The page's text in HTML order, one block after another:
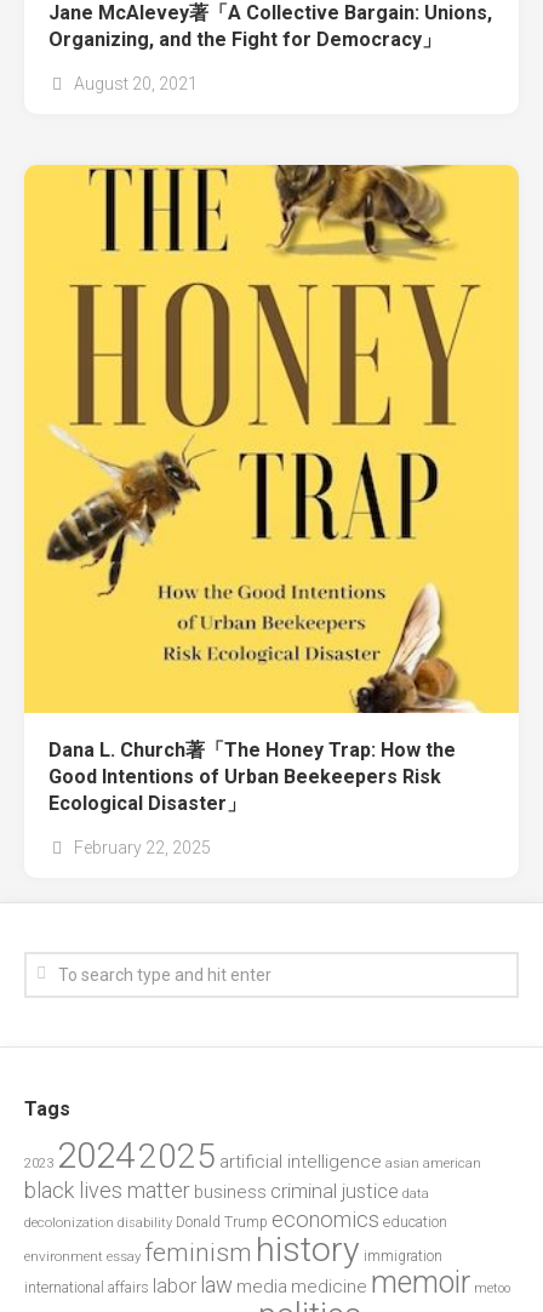
Jane McAlevey著「A Collective Bargain: Unions,
Organizing, and the Fight for Democracy」
August 20, 2021
Dana L. Church著「The Honey Trap: How the
Good Intentions of Urban Beekeepers Risk
Ecological Disaster」
February 22, 2025
Tags
2023 20242025 artificial intelligence asian american
black lives matter business criminal justice data
decolonization disability Donald Trump economics education
environment essay feminism history immigration
international affairs labor law media medicine memoir metoo